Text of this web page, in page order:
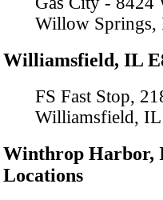
Willow Springs,
Williamsfield, IL
FS Fast Stop,
Williamsfield, IL
Winthrop Harbor,
Locations